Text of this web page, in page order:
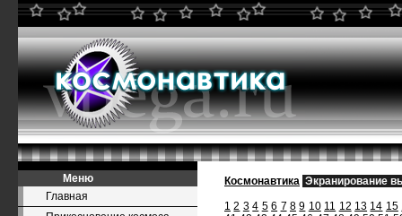
Меню
Главная
Космонавтика Экранирование
1 2 3 4 5 6 7 8 9 10 11 12 13 14 15